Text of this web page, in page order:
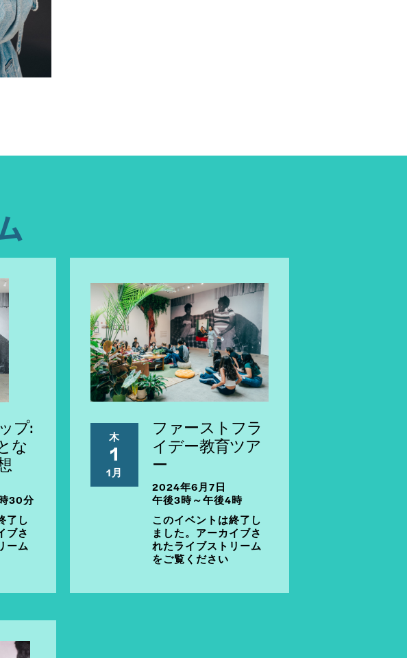
プ:
な
30分
了し
ブさ
ーム
木
1
1月
ファーストフラ
イデー教育ツア
ー
2024年6月7日
午後3時～午後4時
このイベントは終了し
ました。アーカイブさ
れたライブストリーム
をご覧ください